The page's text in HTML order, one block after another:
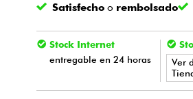
Satisfecho o rembolsado
Stock Internet
entregable en 24 horas
Ver